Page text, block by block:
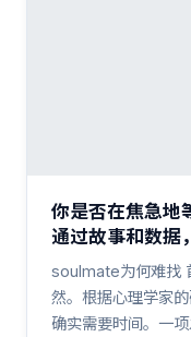
你是否在焦急
通过故事和数据
soulmate为何难找
然。根据心理学家
确实需要时间。一